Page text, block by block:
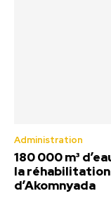
Administration
180 000 m³
la
d’Akomnyada